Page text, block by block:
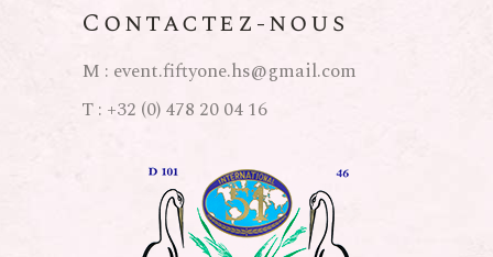
Contactez-nous
M : event.fiftyone.hs@gmail.com
T : +32 (0) 478 20 04 16